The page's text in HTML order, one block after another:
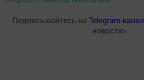
Подписывайтесь на Telegram-канал
новости»